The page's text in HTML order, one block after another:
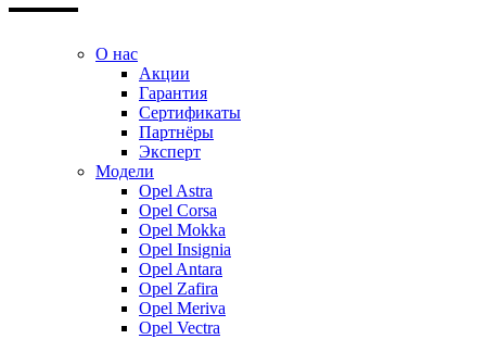
О нас
Акции
Гарантия
Сертификаты
Партнёры
Эксперт
Модели
Opel Astra
Opel Corsa
Opel Mokka
Opel Insignia
Opel Antara
Opel Zafira
Opel Meriva
Opel Vectra